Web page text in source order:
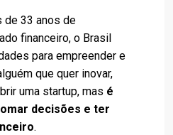
de 33 anos de
financeiro, o Brasil
para empreender e
que quer inovar,
uma startup, mas é
decisões e ter
.